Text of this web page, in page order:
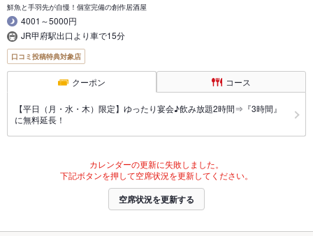
鮮魚と手羽先が自慢！個室完備の創作居酒屋
4001～5000円
JR甲府駅出口より車で15分
口コミ投稿特典対象店
クーポン コース
【平日（月・水・木）限定】ゆったり宴会♪飲み放題2時間⇒『3時間』
に無料延長！
カレンダーの更新に失敗しました。
下記ボタンを押して空席状況を更新してください。
空席状況を更新する